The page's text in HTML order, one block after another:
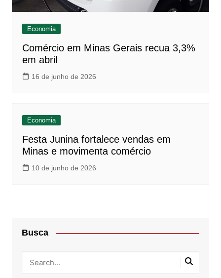
Economia
Comércio em Minas Gerais recua 3,3%
em abril
16 de junho de 2026
Economia
Festa Junina fortalece vendas em
Minas e movimenta comércio
10 de junho de 2026
Busca